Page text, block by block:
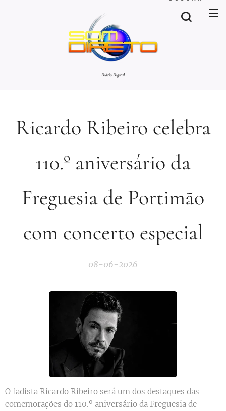
Diário Digital
Ricardo Ribeiro celebra
110.º aniversário da
Freguesia de Portimão
com concerto especial
08-06-2026
O fadista Ricardo Ribeiro será um dos destaques das
comemorações do 110.º aniversário da Freguesia de